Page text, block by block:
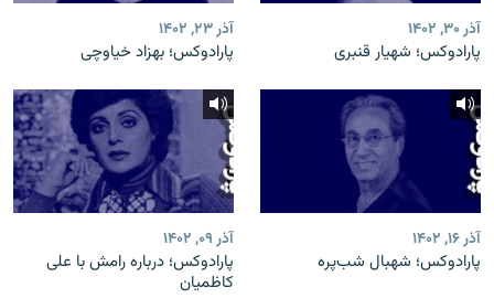
آذر ۳۰, ۱۴۰۲
پارادوکس؛ شهیار قنبری
آذر ۲۳, ۱۴۰۲
پارادوکس؛ بهزاد خیاوچی
آذر ۱۶, ۱۴۰۲
پارادوکس؛ شهبال شب‌پره
آذر ۰۹, ۱۴۰۲
پارادوکس؛ درباره رامش با علی
کاظمیان